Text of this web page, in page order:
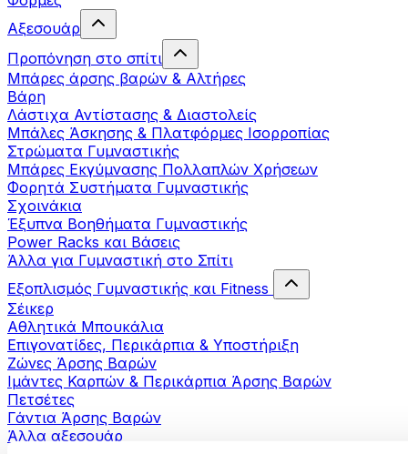
Αξεσουάρ
Προπόνηση στο σπίτι
Μπάρες άρσης βαρών & Αλτήρες
Βάρη
Λάστιχα Αντίστασης & Διαστολείς
Μπάλες Άσκησης & Πλατφόρμες Ισορροπίας
Στρώματα Γυμναστικής
Μπάρες Εκγύμνασης Πολλαπλών Χρήσεων
Φορητά Συστήματα Γυμναστικής
Σχοινάκια
Έξυπνα Βοηθήματα Γυμναστικής
Power Racks και Βάσεις
Άλλα για Γυμναστική στο Σπίτι
Εξοπλισμός Γυμναστικής και Fitness
Σέικερ
Αθλητικά Μπουκάλια
Επιγονατίδες, Περικάρπια & Υποστήριξη
Ζώνες Άρσης Βαρών
Ιμάντες Καρπών & Περικάρπια Άρσης Βαρών
Πετσέτες
Γάντια Άρσης Βαρών
Άλλα αξεσουάρ